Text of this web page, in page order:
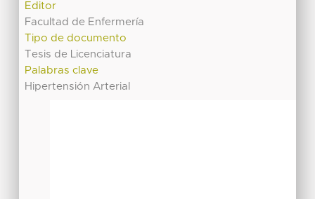
Editor
Facultad de Enfermería
Tipo de documento
Tesis de Licenciatura
Palabras clave
Hipertensión Arterial